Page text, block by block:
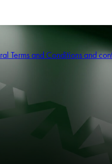
Terms and Conditions and